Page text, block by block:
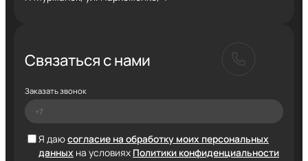
Связаться с нами
Заказать звонок
Я даюсогласие на обработку моих персональных
данных на условиях Политики конфиденциальности